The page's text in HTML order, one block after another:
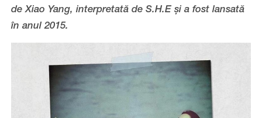
de Xiao Yang, interpretată de S.H.E și a fost lansată
în anul 2015.